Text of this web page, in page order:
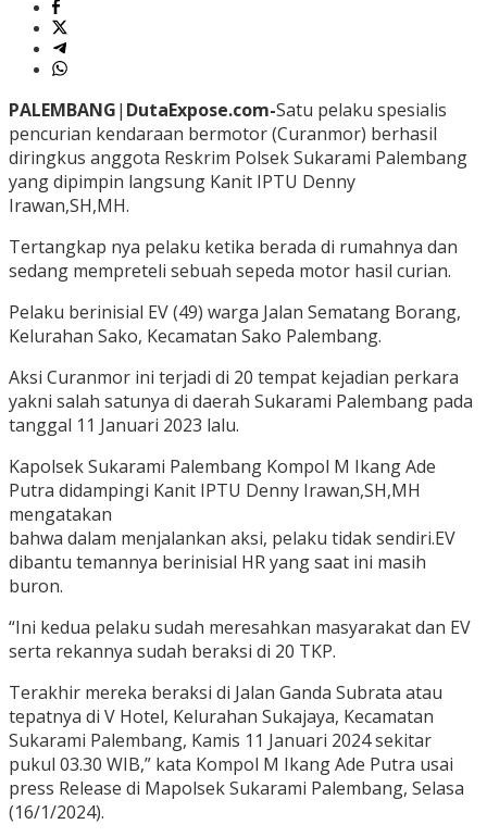
PALEMBANG| DutaExpose.com-Satu pelaku spesialis
pencurian kendaraan bermotor (Curanmor) berhasil
diringkus anggota Reskrim Polsek Sukarami Palembang
yang dipimpin langsung Kanit IPTU Denny
Irawan,SH,MH.
Tertangkap nya pelaku ketika berada di rumahnya dan
sedang mempreteli sebuah sepeda motor hasil curian.
Pelaku berinisial EV (49) warga Jalan Sematang Borang,
Kelurahan Sako, Kecamatan Sako Palembang.
Aksi Curanmor ini terjadi di 20 tempat kejadian perkara
yakni salah satunya di daerah Sukarami Palembang pada
tanggal 11 Januari 2023 lalu.
Kapolsek Sukarami Palembang Kompol M Ikang Ade
Putra didampingi Kanit IPTU Denny Irawan,SH,MH
mengatakan
bahwa dalam menjalankan aksi, pelaku tidak sendiri.EV
dibantu temannya berinisial HR yang saat ini masih
buron.
“Ini kedua pelaku sudah meresahkan masyarakat dan EV
serta rekannya sudah beraksi di 20 TKP.
Terakhir mereka beraksi di Jalan Ganda Subrata atau
tepatnya di V Hotel, Kelurahan Sukajaya, Kecamatan
Sukarami Palembang, Kamis 11 Januari 2024 sekitar
pukul 03.30 WIB,” kata Kompol M Ikang Ade Putra usai
press Release di Mapolsek Sukarami Palembang, Selasa
(16/1/2024).